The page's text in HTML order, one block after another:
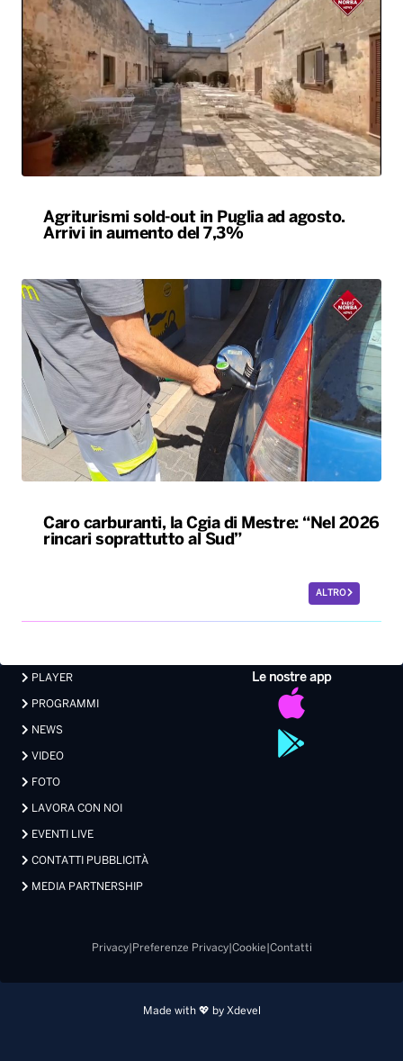
Agriturismi sold-out in Puglia ad agosto.
Arrivi in aumento del 7,3%
Caro carburanti, la Cgia di Mestre: “Nel 2026
rincari soprattutto al Sud”
ALTRO
Le nostre app
PLAYER
PROGRAMMI
NEWS
VIDEO
FOTO
LAVORA CON NOI
EVENTI LIVE
CONTATTI PUBBLICITÀ
MEDIA PARTNERSHIP
Privacy| Preferenze Privacy| Cookie Contatti
Made with 💖 by Xdevel